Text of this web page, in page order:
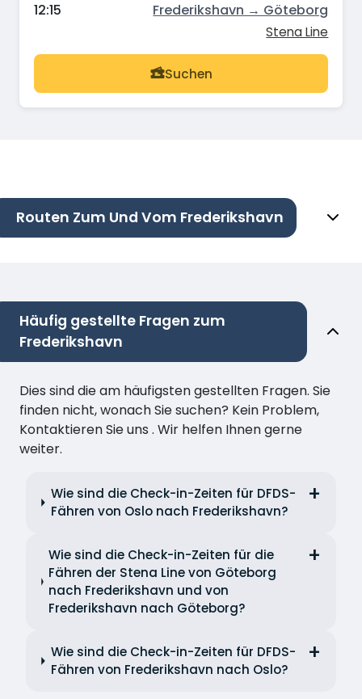
12:15 Frederikshavn → Göteborg
Stena Line
Suchen
Routen Zum Und Vom Frederikshavn
Häufig gestellte Fragen zum
Frederikshavn
Dies sind die am häufigsten gestellten Fragen. Sie
finden nicht, wonach Sie suchen? Kein Problem,
Kontaktieren Sie uns . Wir helfen Ihnen gerne
weiter.
Wie sind die Check-in-Zeiten für DFDS-
Fähren von Oslo nach Frederikshavn?
Wie sind die Check-in-Zeiten für die
Fähren der Stena Line von Göteborg
nach Frederikshavn und von
Frederikshavn nach Göteborg?
Wie sind die Check-in-Zeiten für DFDS-
Fähren von Frederikshavn nach Oslo?